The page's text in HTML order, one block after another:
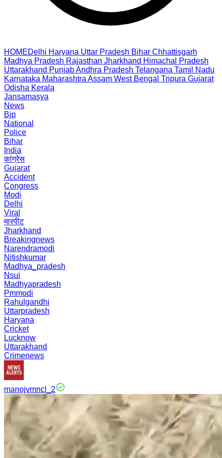
HOMEDelhi Haryana Uttar Pradesh Bihar Chhattisgarh
Madhya Pradesh Rajasthan Jharkhand Himachal Pradesh
Uttarakhand PunjabAndhra Pradesh Telangana Tamil Nadu
Karnataka Maharashtra Assam West Bengal Tripura Gujarat
Odisha Kerala
Jansamasya
News
Bjp
National
Police
Bihar
India
कांग्रेस
Gujarat
Accident
Congress
Modi
Delhi
Viral
मारपीट
Jharkhand
Breakingnews
Narendramodi
Nitishkumar
Madhya_pradesh
Nsui
Madhyapradesh
Pmmodi
Rahulgandhi
Uttarpradesh
Haryana
Cricket
Lucknow
Uttarakhand
Crimenews
manojvmncl_2